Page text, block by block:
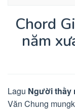
Chord
năm
Lagu Người thầy
Văn Chung